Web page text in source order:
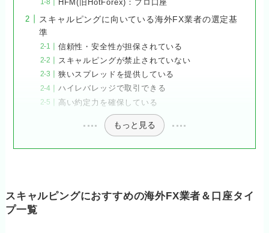
HFM(旧HotForex)：プロ口座
スキャルピングに向いている海外FX業者の選定基
準
信頼性・安全性が担保されている
スキャルピングが禁止されていない
狭いスプレッドを提供している
ハイレバレッジで取引できる
高い約定力を確保している
もっと見る
スキャルピングにおすすめの海外FX業者＆口座タイ
プ一覧